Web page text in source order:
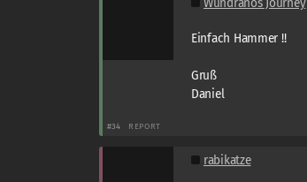
Einfach Hammer !!
Gruß
Daniel
#34 REPORT
rabikatze